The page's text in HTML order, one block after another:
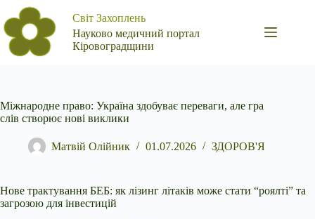
Перейти
до
вмісту
Світ Захоплень
Науково медичний портал
Кіровоградщини
Міжнародне право: Україна здобуває переваги, але гра
слів створює нові виклики
Матвій Олійник 01.07.2026 ЗДОРОВ'Я
Нове трактування БЕБ: як лізинг літаків може стати “роялті” та
загрозою для інвестицій